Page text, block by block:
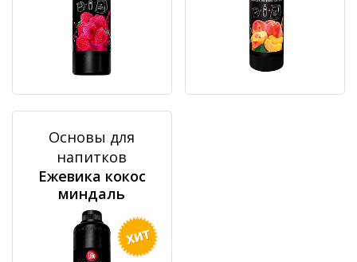
Основы для
напитков
Ежевика кокос
миндаль